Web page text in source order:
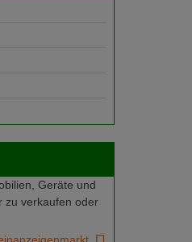
Geräte und
zu verkaufen oder